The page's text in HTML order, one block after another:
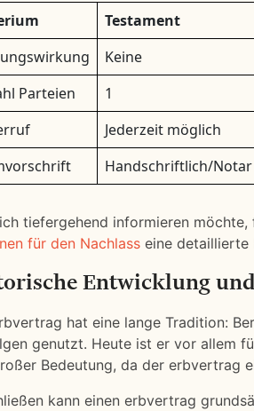
Testament
Keine
Parteien
1
Jederzeit möglich
Handschriftlich/Notar
tiefergehend informieren
für den Nachlass eine detaillierte
Entwicklung
hat eine lange Tradition:
genutzt. Heute ist er vor allem
Bedeutung, da der erbvertrag
kann einen erbvertrag